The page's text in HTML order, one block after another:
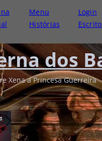
Menu
Histórias
Login
dos
Xena a Princesa Guerreira